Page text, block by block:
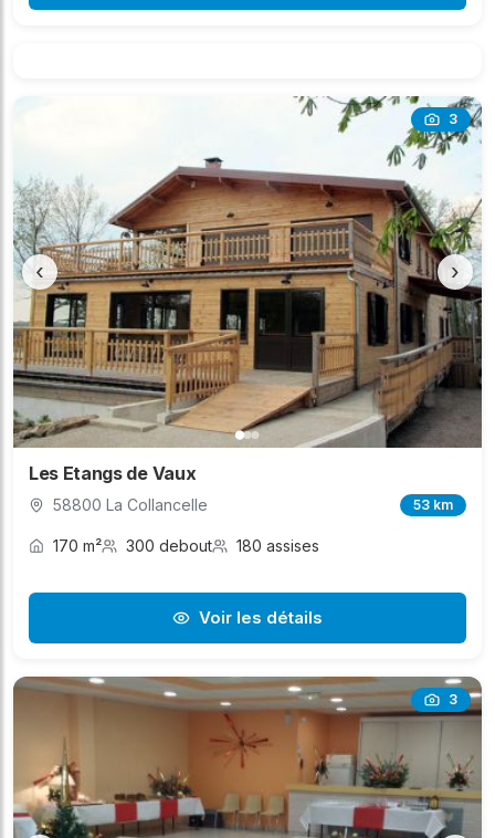
3
‹ ›
Les Etangs de Vaux
58800 La Collancelle 53 km
170 m² 300 debout 180 assises
Voir les détails
3